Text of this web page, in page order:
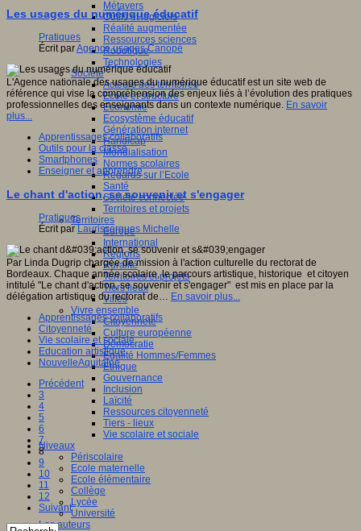
Métavers
Outils et logiciels
Réalité augmentée
Ressources sciences
Robotique
Technologies
Société
Acteurs des territoires
Ecole et structure
Economie
Ecosystème éducatif
Génération internet
Handicap
Mondialisation
Normes scolaires
Regards sur l’Ecole
Santé
Société connectée
Territoires et projets
Territoires
Europe
International
Régions
Ruralité
Territoires et projets
Tiers lieux
Villes
Vivre ensemble
Citoyenneté
Culture européenne
Démocratie
Egalité Hommes/Femmes
Ethique
Gouvernance
Inclusion
Laïcité
Ressources citoyenneté
Tiers - lieux
Vie scolaire et sociale
Niveaux
Périscolaire
Ecole maternelle
Ecole élémentaire
Collège
Lycée
Université
Les auteurs
Les usages du numérique éducatif
Pratiques
Écrit parAgence usages Canopé
L'Agence nationale des usages du numérique éducatif est un site web de
référence qui vise la compréhension des enjeux liés à l’évolution des pratiques
professionnelles des enseignants dans un contexte numérique. En savoir
plus...
Apprentissages collaboratifs
Outils pour la classe
Smartphones
Enseigner et apprendre
Le chant d'action, se souvenir et s'engager
Pratiques
Écrit par Laurissergues Michelle
Par Linda Dugrip chargée de mission à l'action culturelle du rectorat de
Bordeaux. Chaque année scolaire, le parcours artistique, historique et citoyen
intitulé "Le chant d'action, se souvenir et s'engager" est mis en place par la
délégation artistique du rectorat de… En savoir plus...
Apprentissages collaboratifs
Citoyenneté
Vie scolaire et sociale
Education artistique
NouvelleAquitaine
Précédent
3
4
5
6
7
8
9
10
11
12
Suivant